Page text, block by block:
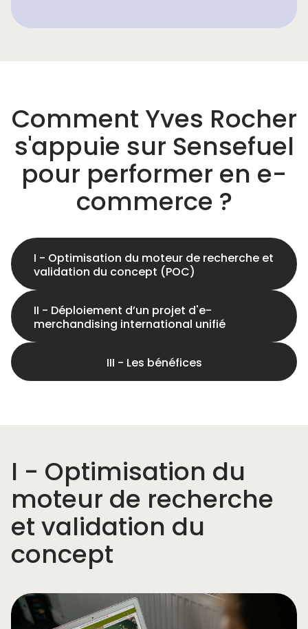
Comment Yves Rocher
s'appuie sur Sensefuel
pour performer en e-
commerce ?
I - Optimisation du moteur de recherche et
validation du concept (POC)
II - Déploiement d’un projet d'e-
merchandising international unifié
III - Les bénéfices
I - Optimisation du
moteur de recherche
et validation du
concept